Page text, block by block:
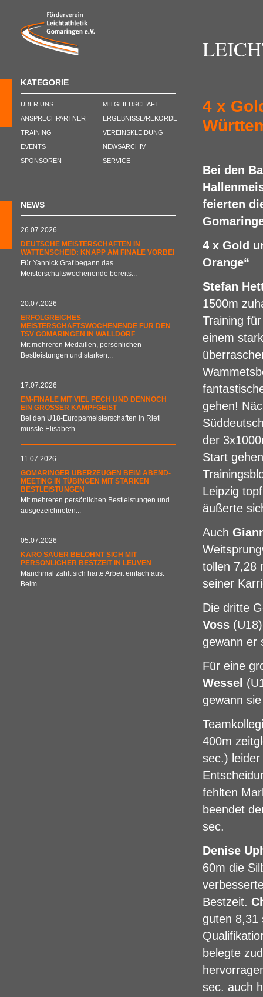
KATEGORIE
ÜBER UNS
ANSPRECHPARTNER
TRAINING
EVENTS
SPONSOREN
MITGLIEDSCHAFT
ERGEBNISSE/REKORDE
VEREINSKLEIDUNG
NEWSARCHIV
SERVICE
NEWS
26.07.2026
DEUTSCHE MEISTERSCHAFTEN IN
WATTENSCHEID: KNAPP AM FINALE VORBEI
Für Yannick Graf begann das
Meisterschaftswochenende bereits...
20.07.2026
ERFOLGREICHES
MEISTERSCHAFTSWOCHENENDE FÜR DEN
TSV GOMARINGEN IN WALLDORF
Mit mehreren Medaillen, persönlichen
Bestleistungen und starken...
17.07.2026
EM-FINALE MIT VIEL PECH UND DENNOCH
EIN GROSSER KAMPFGEIST
Bei den U18-Europameisterschaften in Rieti
musste Elisabeth...
11.07.2026
GOMARINGER ÜBERZEUGEN BEIM ABEND-
MEETING IN TÜBINGEN MIT STARKEN
BESTLEISTUNGEN
Mit mehreren persönlichen Bestleistungen und
ausgezeichneten...
05.07.2026
KARO SAUER BELOHNT SICH MIT
PERSÖNLICHER BESTZEIT IN LEUVEN
Manchmal zahlt sich harte Arbeit einfach aus:
Beim...
4 x
Bei den
feierten
4 x Gold
Orange“
Stefan
1500m
Training
einem
gehen!
der
Start
Leipzig
äußerte
Auch
tollen 7,28
seiner
Die dritte
Voss
gewann er
Für eine
Wessel
gewann
400m
sec.)
fehlten
beendet
sec.
Denise
60m die
Bestzeit.
guten 8,31
belegte
sec. auch